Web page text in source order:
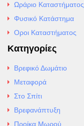
Ωράριο Καταστήματος
Φυσικό Κατάστημα
Οροι Καταστήματος
Κατηγορίες
Βρεφικό Δωμάτιο
Μεταφορά
Στο Σπίτι
Βρεφανάπτυξη
Προίκα Μωρού